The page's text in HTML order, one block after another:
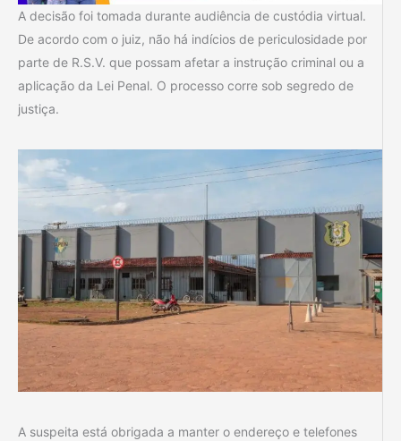
A decisão foi tomada durante audiência de custódia virtual.
De acordo com o juiz, não há indícios de periculosidade por
parte de R.S.V. que possam afetar a instrução criminal ou a
aplicação da Lei Penal. O processo corre sob segredo de
justiça.
A suspeita está obrigada a manter o endereço e telefones